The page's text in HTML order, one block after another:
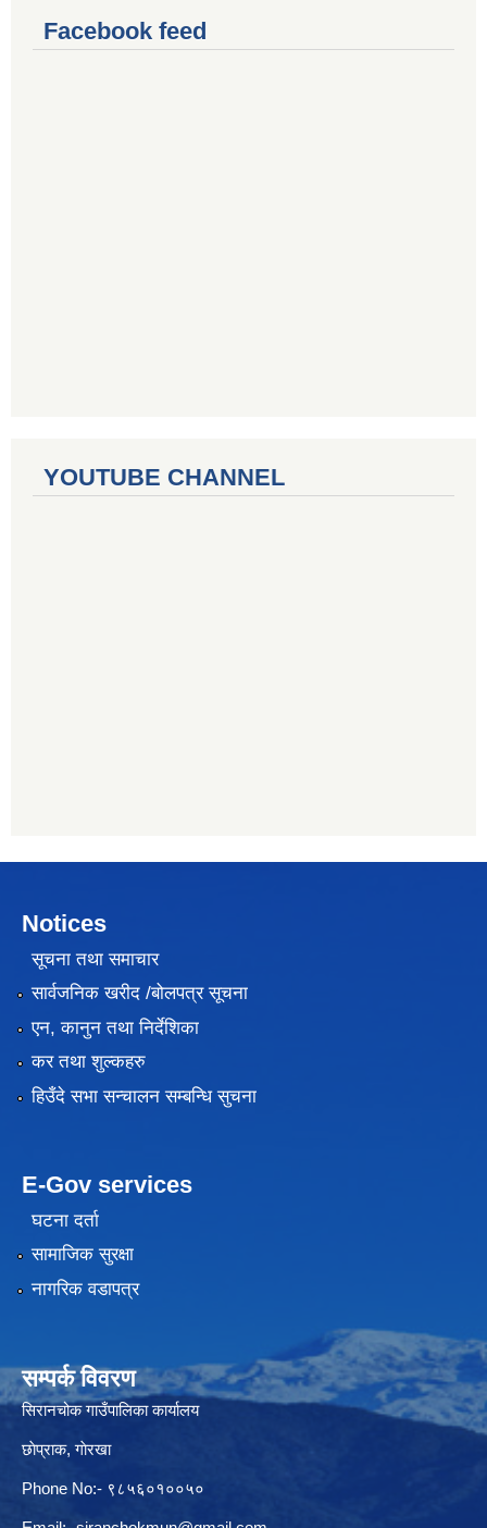
Facebook feed
YOUTUBE CHANNEL
Notices
सूचना तथा समाचार
सार्वजनिक खरीद /बोलपत्र सूचना
एन, कानुन तथा निर्देशिका
कर तथा शुल्कहरु
हिउँदे सभा सन्चालन सम्बन्धि सुचना
E-Gov services
घटना दर्ता
सामाजिक सुरक्षा
नागरिक वडापत्र
सम्पर्क विवरण
सिरानचोक गाउँपालिका कार्यालय
छाेप्राक, गाेरखा
Phone No:- ९८५६०१००५०